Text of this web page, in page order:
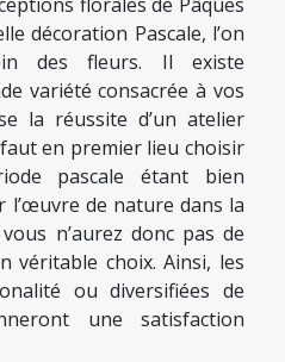
décoration Pascale, l’on
des fleurs. Il existe
variété consacrée à vos
la réussite d’un atelier
en premier lieu choisir
pascale étant bien
l’œuvre de nature dans la
n’aurez donc pas de
véritable choix. Ainsi, les
ou diversifiées de
une satisfaction